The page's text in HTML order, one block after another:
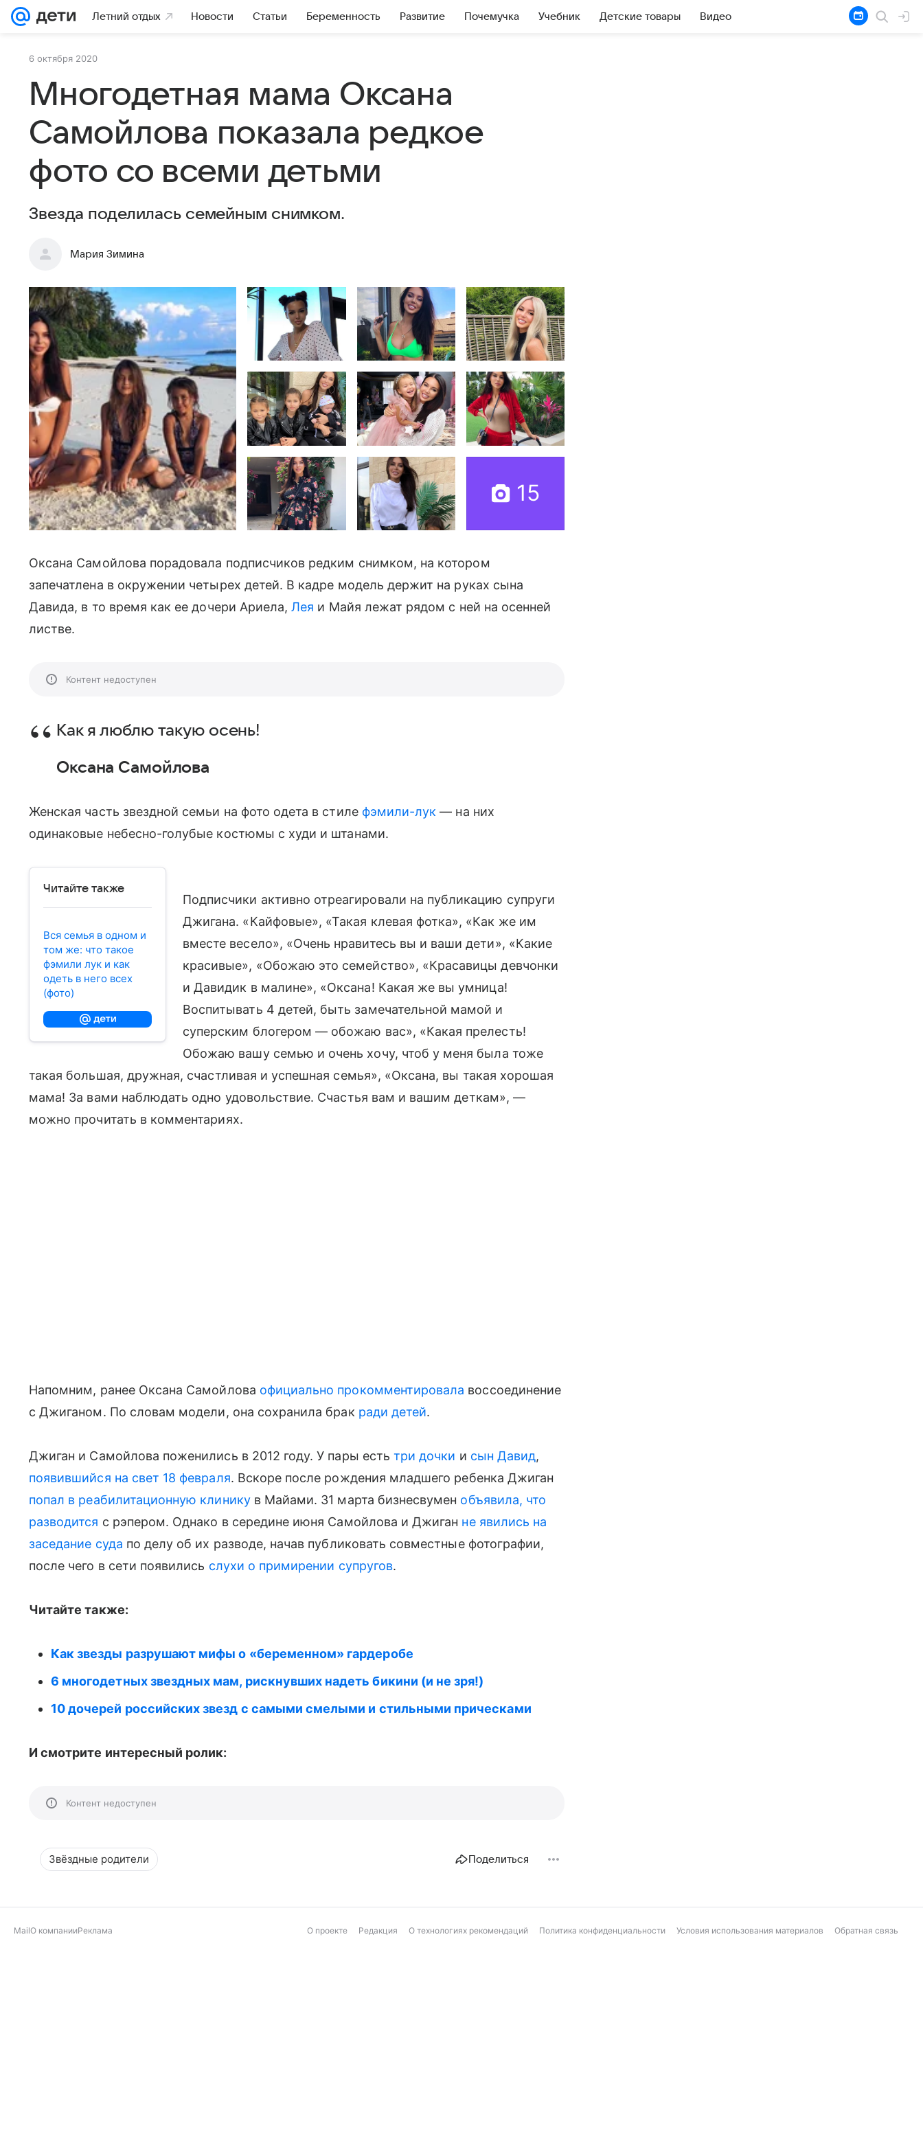
Летний отдых Новости Статьи Беременность Развитие Почемучка Учебник Детские товары Видео
6 октября 2020
Многодетная мама Оксана
Самойлова показала редкое
фото со всеми детьми
Звезда поделилась семейным снимком.
Мария Зимина
15
Оксана Самойлова порадовала подписчиков редким снимком, на котором
запечатлена в окружении четырех детей. В кадре модель держит на руках сына
Давида, в то время как ее дочери Ариела,Лея и Майя лежат рядом с ней на осенней
листве.
Контент недоступен
Как я люблю такую осень!
Оксана Самойлова
Женская часть звездной семьи на фото одета в стиле фэмили-лук — на них
одинаковые небесно-голубые костюмы с худи и штанами.
Читайте также
Вся семья в одном и
том же: что такое
фэмили лук и как
одеть в него всех
(фото)
Подписчики активно отреагировали на публикацию супруги
Джигана. «Кайфовые», «Такая клевая фотка», «Как же им
вместе весело», «Очень нравитесь вы и ваши дети», «Какие
красивые», «Обожаю это семейство», «Красавицы девчонки
и Давидик в малине», «Оксана! Какая же вы умница!
Воспитывать 4 детей, быть замечательной мамой и
суперским блогером — обожаю вас», «Какая прелесть!
Обожаю вашу семью и очень хочу, чтоб у меня была тоже
такая большая, дружная, счастливая и успешная семья», «Оксана, вы такая хорошая
мама! За вами наблюдать одно удовольствие. Счастья вам и вашим деткам», —
можно прочитать в комментариях.
Напомним, ранее Оксана Самойлова официально прокомментировала воссоединение
с Джиганом. По словам модели, она сохранила брак ради детей.
Джиган и Самойлова поженились в 2012 году. У пары есть три дочки и сын Давид,
появившийся на свет 18 февраля. Вскоре после рождения младшего ребенка Джиган
попал в реабилитационную клиникув Майами. 31 марта бизнесвумен объявила, что
разводится с рэпером. Однако в середине июня Самойлова и Джиган не явились на
заседание суда по делу об их разводе, начав публиковать совместные фотографии,
после чего в сети появились слухи о примирении супругов.
Читайте также:
Как звезды разрушают мифы о «беременном» гардеробе
6 многодетных звездных мам, рискнувших надеть бикини (и не зря!)
10 дочерей российских звезд с самыми смелыми и стильными прическами
И смотрите интересный ролик:
Контент недоступен
Звёздные родители Поделиться
MailО компанииРеклама О проекте Редакция О технологиях рекомендаций Политика конфиденциальности Условия использования материалов Обратная связь